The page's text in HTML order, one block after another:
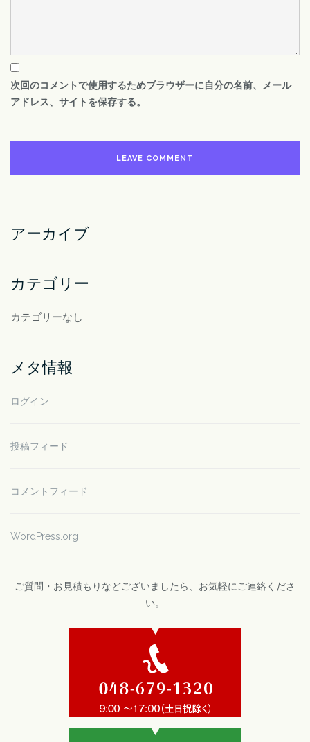
次回のコメントで使用するためブラウザーに自分の名前、メール
アドレス、サイトを保存する。
アーカイブ
カテゴリー
カテゴリーなし
メタ情報
ログイン
投稿フィード
コメントフィード
WordPress.org
ご質問・お見積もりなどございましたら、お気軽にご連絡くださ
い。